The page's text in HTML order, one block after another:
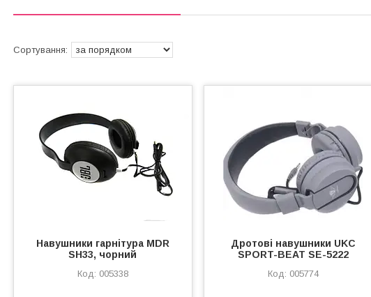
Навушники гарнітура MDR
SH33, чорний
005338
Дротові навушники UKC
SPORT-BEAT SE-5222
005774